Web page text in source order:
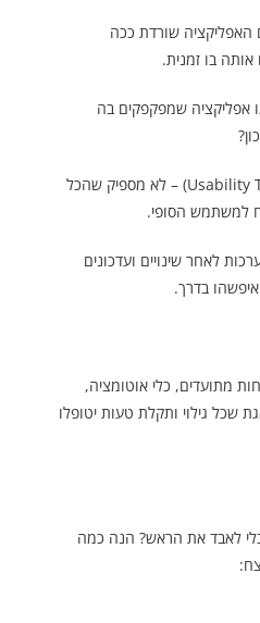
האפליקציה שורדת ככה
בו זמנית.
אפליקציה שמפקפקים בה
– בדיקות שימושיות (Usability Testing) – לא מספיק שהכל
למשתמש הסופי.
לאחר שינויים ועדכונים
בדרך.
מתועדים, כלי אוטומציה,
שכל גילוי ותקלת טעות יטופלו
לאבד את הראש? הנה כמה